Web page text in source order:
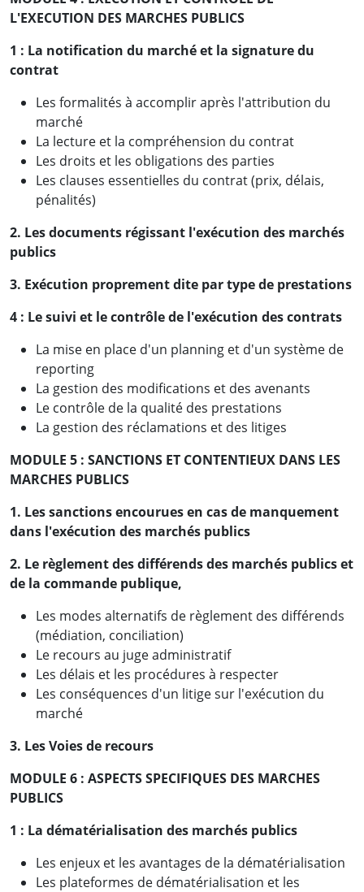
L'EXECUTION DES MARCHES PUBLICS
1 : La notification du marché et la signature du
contrat
Les formalités à accomplir après l'attribution du
marché
La lecture et la compréhension du contrat
Les droits et les obligations des parties
Les clauses essentielles du contrat (prix, délais,
pénalités)
2. Les documents régissant l'exécution des marchés
publics
3. Exécution proprement dite par type de prestations
4 : Le suivi et le contrôle de l'exécution des contrats
La mise en place d'un planning et d'un système de
reporting
La gestion des modifications et des avenants
Le contrôle de la qualité des prestations
La gestion des réclamations et des litiges
MODULE 5 : SANCTIONS ET CONTENTIEUX DANS LES
MARCHES PUBLICS
1. Les sanctions encourues en cas de manquement
dans l'exécution des marchés publics
2. Le règlement des différends des marchés publics et
de la commande publique,
Les modes alternatifs de règlement des différends
(médiation, conciliation)
Le recours au juge administratif
Les délais et les procédures à respecter
Les conséquences d'un litige sur l'exécution du
marché
3. Les Voies de recours
MODULE 6 : ASPECTS SPECIFIQUES DES MARCHES
PUBLICS
1 : La dématérialisation des marchés publics
Les enjeux et les avantages de la dématérialisation
Les plateformes de dématérialisation et les